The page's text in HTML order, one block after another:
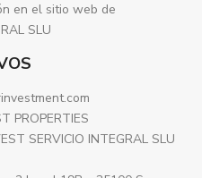
en el sitio web de
SLU
PROPERTIES
SERVICIO INTEGRAL SLU